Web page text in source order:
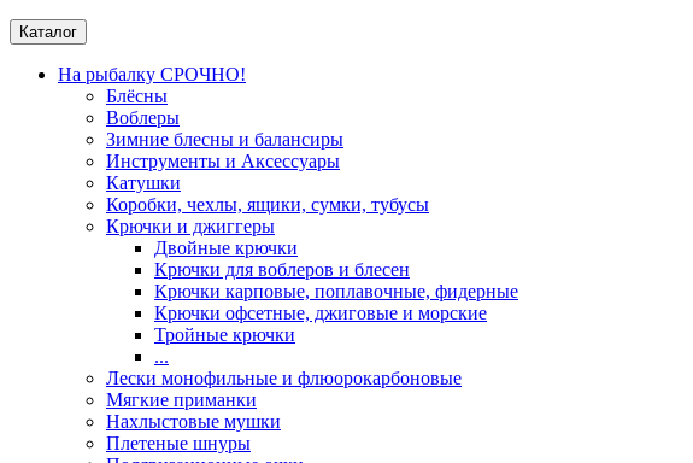
Каталог
На рыбалку СРОЧНО!
Блёсны
Воблеры
Зимние блесны и балансиры
Инструменты и Аксессуары
Катушки
Коробки, чехлы, ящики, сумки, тубусы
Крючки и джиггеры
Двойные крючки
Крючки для воблеров и блесен
Крючки карповые, поплавочные, фидерные
Крючки офсетные, джиговые и морские
Тройные крючки
...
Лески монофильные и флюорокарбоновые
Мягкие приманки
Нахлыстовые мушки
Плетеные шнуры